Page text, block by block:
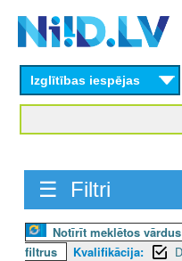
content
Izglītības iespējas
☰ Filtri
Notīrīt meklētos
filtrus
Kvalifikācija: